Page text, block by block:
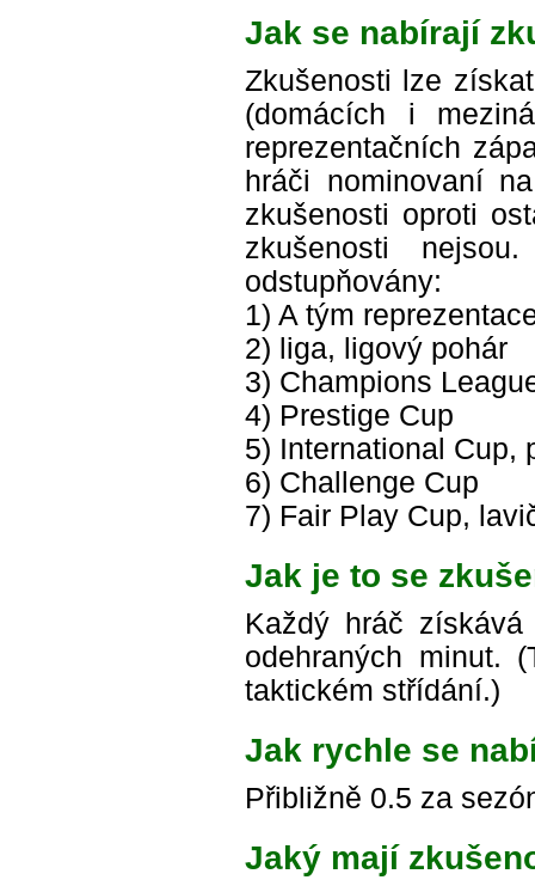
Jak se nabírají
Zkušenosti lze
(domácích i
reprezentačních
hráči nominovaní
zkušenosti oproti
zkušenosti
odstupňovány:
1) A tým
2) liga, ligový pohár
3) Champions
4) Prestige Cup
5) International Cup,
6) Challenge Cup
7) Fair Play Cup,
Jak je to se
Každý hráč
odehraných minut.
taktickém střídání.)
Jak rychle se
Přibližně 0.5 za
Jaký mají